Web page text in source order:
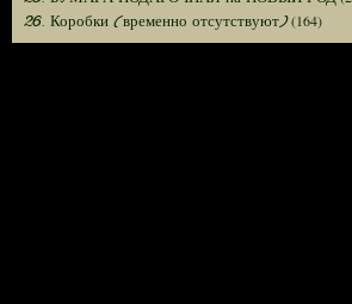
26. Коробки (временно отсутствуют)(164)